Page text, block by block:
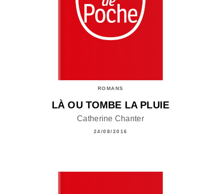
ROMANS
LÀ OU TOMBE LA PLUIE
Catherine Chanter
24/08/2016